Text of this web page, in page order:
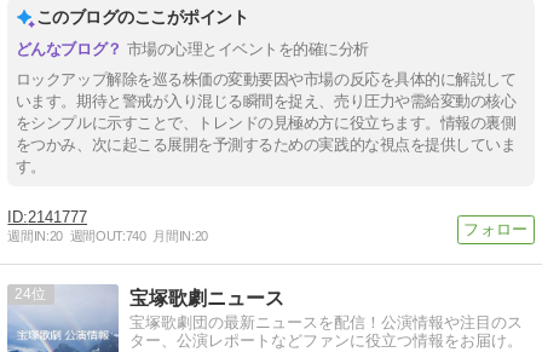
このブログのここがポイント
市場の心理とイベントを的確に分析
ロックアップ解除を巡る株価の変動要因や市場の反応を具体的に解説して
います。期待と警戒が入り混じる瞬間を捉え、売り圧力や需給変動の核心
をシンプルに示すことで、トレンドの見極め方に役立ちます。情報の裏側
をつかみ、次に起こる展開を予測するための実践的な視点を提供していま
す。
2141777
週間IN:20 週間OUT:740 月間IN:20
24 宝塚歌劇ニュース
宝塚歌劇団の最新ニュースを配信！公演情報や注目のス
ター、公演レポートなどファンに役立つ情報をお届け。